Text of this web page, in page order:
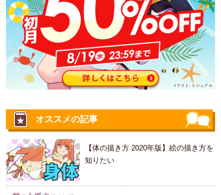
オススメの記事
【体の描き方 2020年版】絵の描き方を
知りたい